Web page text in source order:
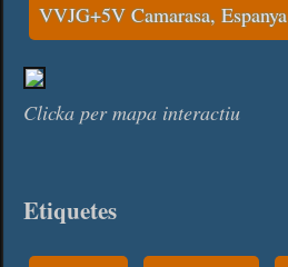
VVJG+5V Camarasa, Espanya
Clicka per mapa interactiu
Etiquetes